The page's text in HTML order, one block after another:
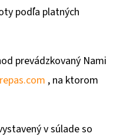
podľa platných
prevádzkovaný Nami
, na ktorom
v súlade so